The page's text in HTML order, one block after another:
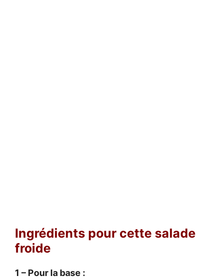
Ingrédients pour cette salade
froide
1 – Pour la base :